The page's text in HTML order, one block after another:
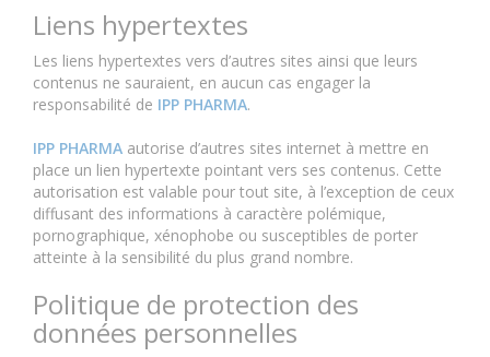
Liens hypertextes
Les liens hypertextes vers d’autres sites ainsi que leurs
contenus ne sauraient, en aucun cas engager la
responsabilité de IPP PHARMA.
IPP PHARMA autorise d’autres sites internet à mettre en
place un lien hypertexte pointant vers ses contenus. Cette
autorisation est valable pour tout site, à l’exception de ceux
diffusant des informations à caractère polémique,
pornographique, xénophobe ou susceptibles de porter
atteinte à la sensibilité du plus grand nombre.
Politique de protection des
données personnelles